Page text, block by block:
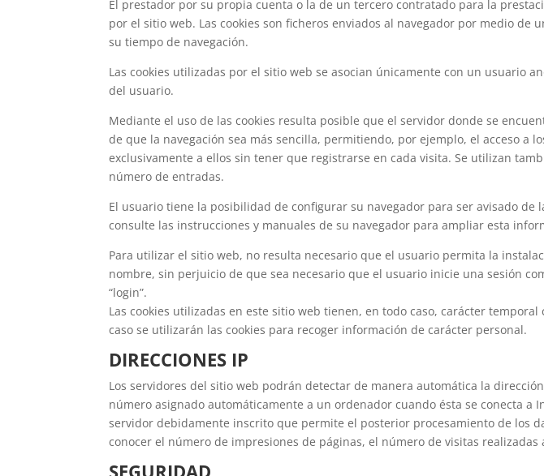
El prestador por su propia cuenta o la de un tercero contratado para la
por el sitio web. Las cookies son ficheros enviados al navegador por medio
su tiempo de navegación.
Las cookies utilizadas por el sitio web se asocian únicamente con un usuario
del usuario.
Mediante el uso de las cookies resulta posible que el servidor donde se
de que la navegación sea más sencilla, permitiendo, por ejemplo, el acceso a
exclusivamente a ellos sin tener que registrarse en cada visita. Se utilizan
número de entradas.
El usuario tiene la posibilidad de configurar su navegador para ser avisado
consulte las instrucciones y manuales de su navegador para ampliar esta
Para utilizar el sitio web, no resulta necesario que el usuario permita la
nombre, sin perjuicio de que sea necesario que el usuario inicie una sesión
“login”.
Las cookies utilizadas en este sitio web tienen, en todo caso, carácter
caso se utilizarán las cookies para recoger información de carácter personal.
DIRECCIONES IP
Los servidores del sitio web podrán detectar de manera automática la
número asignado automáticamente a un ordenador cuando ésta se conecta
servidor debidamente inscrito que permite el posterior procesamiento de los
conocer el número de impresiones de páginas, el número de visitas
SEGURIDAD